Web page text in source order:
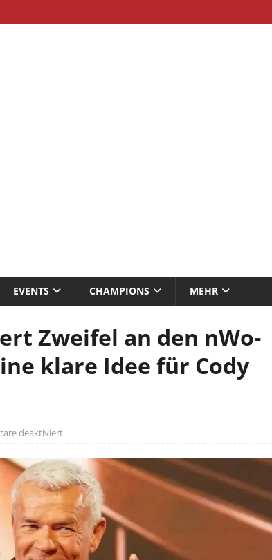
EVENTS CHAMPIONS MEHR
Zweifel an den nWo-
klare Idee für Cody
deaktiviert